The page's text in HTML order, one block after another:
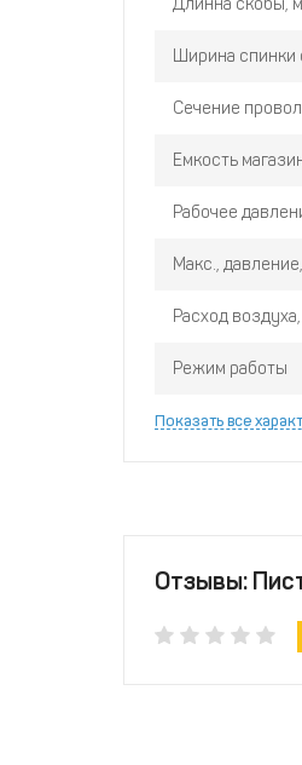
Длинна скобы,
Ширина спинки
Сечение
Емкость
Рабочее
Макс.,
Расход
Режим работы
Показать все
Отзывы: